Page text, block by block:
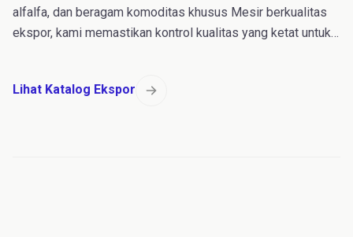
alfalfa, dan beragam komoditas khusus Mesir berkualitas
ekspor, kami memastikan kontrol kualitas yang ketat untuk
Lihat Katalog Ekspor